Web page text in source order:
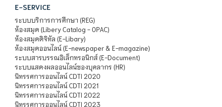
E-SERVICE
ระบบบริการการศึกษา (REG)
ห้องสมุด (Libery Catalog - OPAC)
ห้องสมุดดิจิทัล (E-Libary)
ห้องสมุดออนไลน์ (E-newspaper & E-magazine)
ระบบสารบรรณอิเล็กทรอนิกส์ (E-Document)
ระบบแสดงผลออนไลน์ของบุคลากร (HR)
นิทรรศการออนไลน์ CDTI 2020
นิทรรศการออนไลน์ CDTI 2021
นิทรรศการออนไลน์ CDTI 2022
นิทรรศการออนไลน์ CDTI 2023